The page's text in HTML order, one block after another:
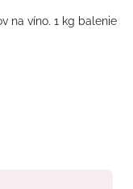
na víno. 1 kg balenie